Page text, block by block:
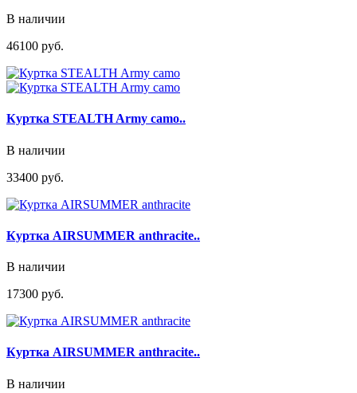
В наличии
46100 руб.
Куртка STEALTH Army camo..
В наличии
33400 руб.
Куртка AIRSUMMER anthracite..
В наличии
17300 руб.
Куртка AIRSUMMER anthracite..
В наличии